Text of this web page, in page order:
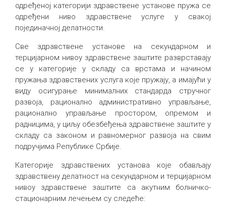
одређеној категорији здравствене установе пружа се
одређени ниво здравствене услуге у свакој
појединачној делатности.
Све здравствене установе на секундарном и
терцијарном нивоу здравствене заштите разврставају
се у категорије у складу са врстама и начином
пружања здравствених услуга које пружају, а имајући у
виду осигурање минималних стандарда стручног
развоја, рационално административно управљање,
рационално управљање простором, опремом и
радницима, у циљу обезбеђења здравствене заштите у
складу са законом и равномерног развоја на свим
подручјима Републике Србије.
Категорије здравствених установа које обављају
здравствену делатност на секундарном и терцијарном
нивоу здравствене заштите са акутним болничко-
стационарним лечењем су следеће: